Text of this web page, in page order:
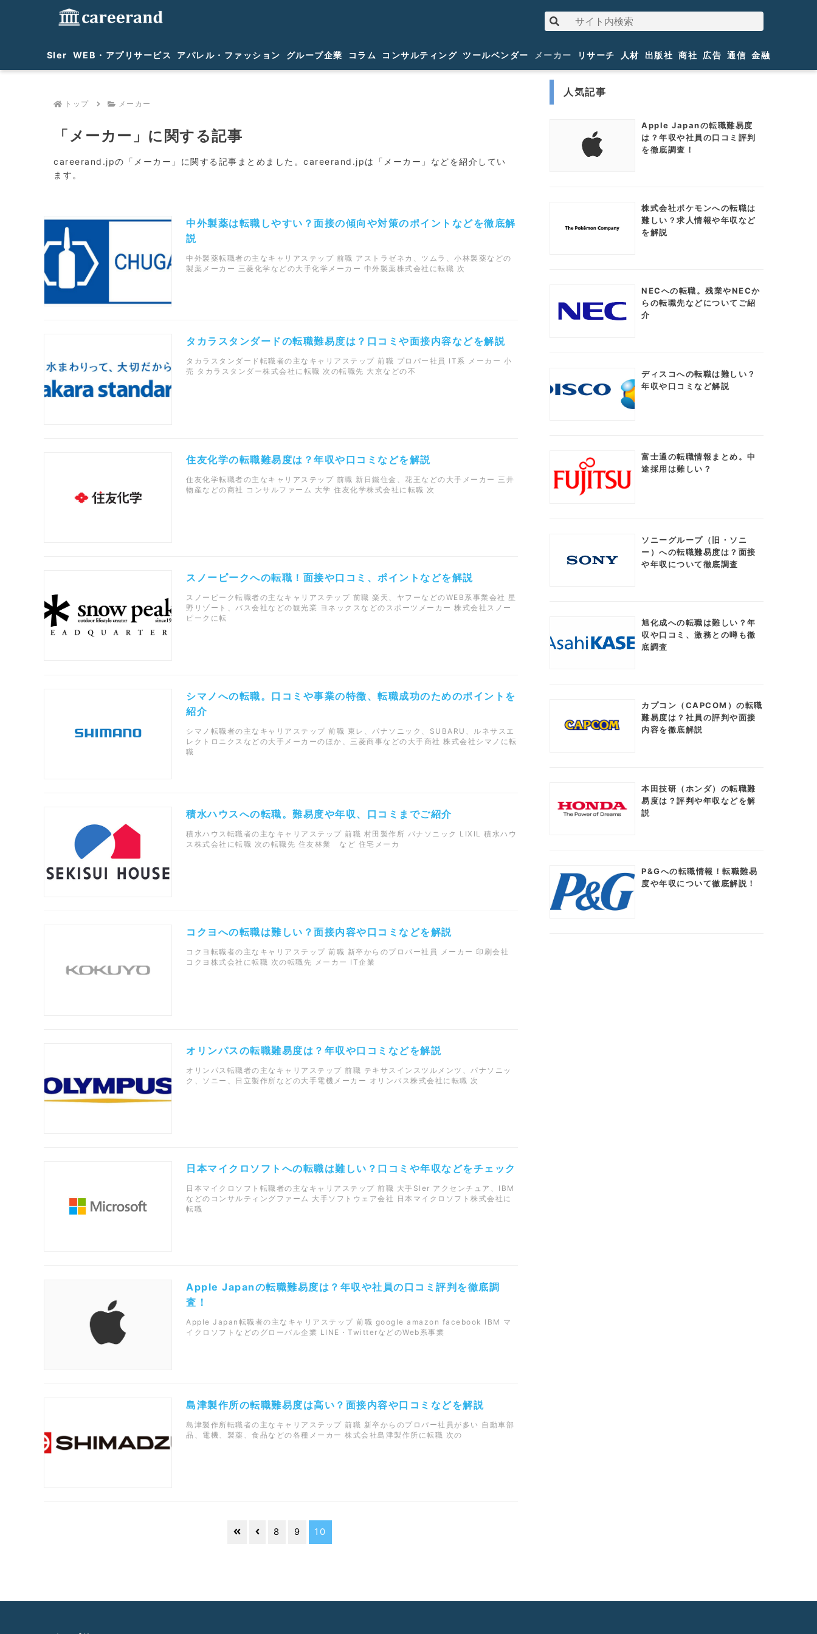
SIer WEB・アプリサービス アパレル・ファッション グループ企業 コラム コンサルティング ツールベンダー メーカー リサーチ 人材 出版社 商社 広告 通信 金融
トップ メーカー
「メーカー」に関する記事
careerand.jpの「メーカー」に関する記事まとめました。careerand.jpは「メーカー」などを紹介してい
ます。
中外製薬は転職しやすい？面接の傾向や対策のポイントなどを徹底解
説
中外製薬転職者の主なキャリアステップ 前職 アストラゼネカ、ツムラ、小林製薬などの
製薬メーカー 三菱化学などの大手化学メーカー 中外製薬株式会社に転職 次
タカラスタンダードの転職難易度は？口コミや面接内容などを解説
タカラスタンダード転職者の主なキャリアステップ 前職 プロパー社員 IT系 メーカー 小
売 タカラスタンダー株式会社に転職 次の転職先 大京などの不
住友化学の転職難易度は？年収や口コミなどを解説
住友化学転職者の主なキャリアステップ 前職 新日鐵住金、花王などの大手メーカー 三井
物産などの商社 コンサルファーム 大学 住友化学株式会社に転職 次
スノーピークへの転職！面接や口コミ、ポイントなどを解説
スノーピーク転職者の主なキャリアステップ 前職 楽天、ヤフーなどのWEB系事業会社 星
野リゾート、バス会社などの観光業 ヨネックスなどのスポーツメーカー 株式会社スノー
ピークに転
シマノへの転職。口コミや事業の特徴、転職成功のためのポイントを
紹介
シマノ転職者の主なキャリアステップ 前職 東レ、パナソニック、SUBARU、ルネサスエ
レクトロニクスなどの大手メーカーのほか、三菱商事などの大手商社 株式会社シマノに転
職
積水ハウスへの転職。難易度や年収、口コミまでご紹介
積水ハウス転職者の主なキャリアステップ 前職 村田製作所 パナソニック LIXIL 積水ハウ
ス株式会社に転職 次の転職先 住友林業 など 住宅メーカ
コクヨへの転職は難しい？面接内容や口コミなどを解説
コクヨ転職者の主なキャリアステップ 前職 新卒からのプロパー社員 メーカー 印刷会社
コクヨ株式会社に転職 次の転職先 メーカー IT企業
オリンパスの転職難易度は？年収や口コミなどを解説
オリンパス転職者の主なキャリアステップ 前職 テキサスインスツルメンツ、パナソニッ
ク、ソニー、日立製作所などの大手電機メーカー オリンパス株式会社に転職 次
日本マイクロソフトへの転職は難しい？口コミや年収などをチェック
日本マイクロソフト転職者の主なキャリアステップ 前職 大手SIer アクセンチュア、IBM
などのコンサルティングファーム 大手ソフトウェア会社 日本マイクロソフト株式会社に
転職
Apple Japanの転職難易度は？年収や社員の口コミ評判を徹底調
査！
Apple Japan転職者の主なキャリアステップ 前職 google amazon facebook IBM マ
イクロソフトなどのグローバル企業 LINE・TwitterなどのWeb系事業
島津製作所の転職難易度は高い？面接内容や口コミなどを解説
島津製作所転職者の主なキャリアステップ 前職 新卒からのプロパー社員が多い 自動車部
品、電機、製薬、食品などの各種メーカー 株式会社島津製作所に転職 次の
8 9 10
人気記事
Apple Japanの転職難易度
は？年収や社員の口コミ評判
を徹底調査！
株式会社ポケモンへの転職は
難しい？求人情報や年収など
を解説
NECへの転職。残業やNECか
らの転職先などについてご紹
介
ディスコへの転職は難しい？
年収や口コミなど解説
富士通の転職情報まとめ。中
途採用は難しい？
ソニーグループ（旧・ソニ
ー）への転職難易度は？面接
や年収について徹底調査
旭化成への転職は難しい？年
収や口コミ、激務との噂も徹
底調査
カプコン（CAPCOM）の転職
難易度は？社員の評判や面接
内容を徹底解説
本田技研（ホンダ）の転職難
易度は？評判や年収などを解
説
P&Gへの転職情報！転職難易
度や年収について徹底解説！